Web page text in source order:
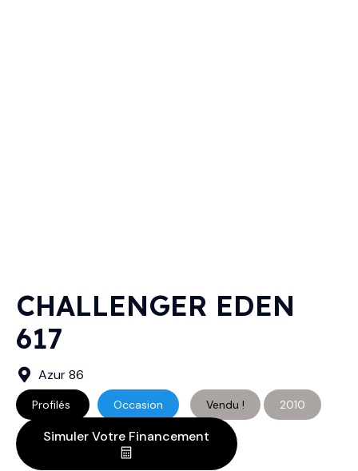
CHALLENGER EDEN
617
Azur 86
Profilés Occasion Vendu ! 2010
Simuler Votre Financement